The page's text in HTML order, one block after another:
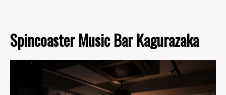
Spincoaster Music Bar Kagurazaka